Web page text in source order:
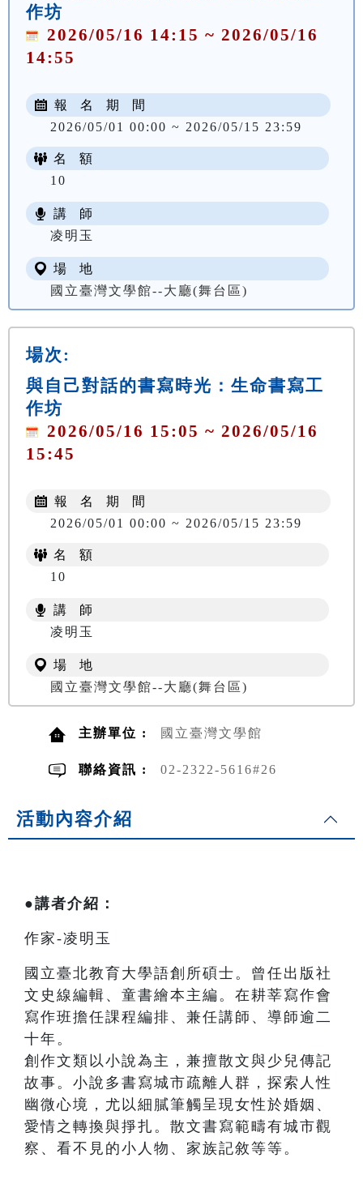
作坊
2026/05/16 14:15 ~ 2026/05/16
14:55
報 名 期 間
2026/05/01 00:00 ~ 2026/05/15 23:59
名 額
10
講 師
凌明玉
場 地
國立臺灣文學館--大廳(舞台區)
場次:
與自己對話的書寫時光：生命書寫工
作坊
2026/05/16 15:05 ~ 2026/05/16
15:45
報 名 期 間
2026/05/01 00:00 ~ 2026/05/15 23:59
名 額
10
講 師
凌明玉
場 地
國立臺灣文學館--大廳(舞台區)
主辦單位 : 國立臺灣文學館
聯絡資訊 : 02-2322-5616#26
活動內容介紹
●講者介紹：
作家-凌明玉
國立臺北教育大學語創所碩士。曾任出版社
文史線編輯、童書繪本主編。在耕莘寫作會
寫作班擔任課程編排、兼任講師、導師逾二
十年。
創作文類以小說為主，兼擅散文與少兒傳記
故事。小說多書寫城市疏離人群，探索人性
幽微心境，尤以細膩筆觸呈現女性於婚姻、
愛情之轉換與掙扎。散文書寫範疇有城市觀
察、看不見的小人物、家族記敘等等。